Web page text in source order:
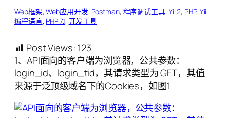
Web框架, Web应用开发, Postman, 程序调试工具, Yii 2, PHP, Yii
编程语言, PHP 7.1, 开发工具
Post Views: 123
1、API面向的客户端为浏览器，公共参数：
login_id、login_tid，其请求类型为 GET，其值
来源于泛顶级域名下的Cookies，如图1